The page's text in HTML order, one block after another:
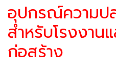
อุปกรณ์ความป
สำหรับโรงงาน
ก่อสร้าง